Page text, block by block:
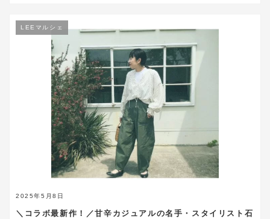
2025年5月8日
LEEマルシェ
＼コラボ最新作！／甘辛カジュアルの名手・スタイリスト石